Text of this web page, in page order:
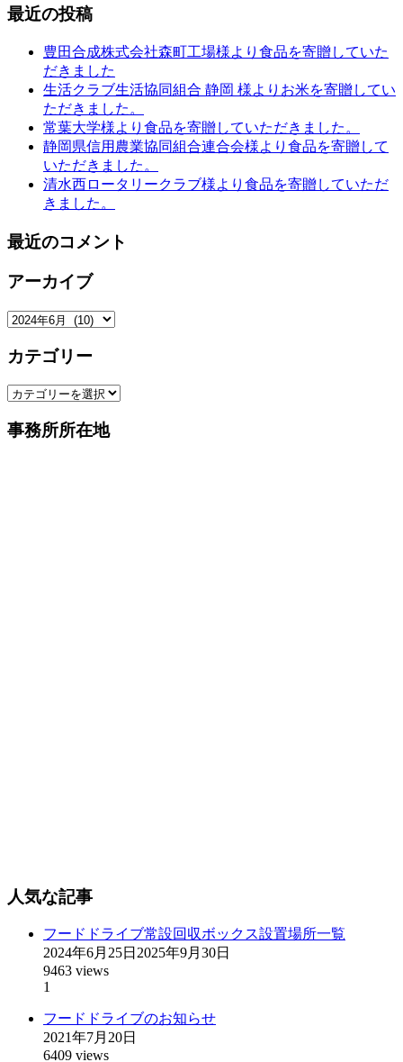
最近の投稿
豊田合成株式会社森町工場様より食品を寄贈していた
だきました
生活クラブ生活協同組合 静岡 様よりお米を寄贈してい
ただきました。
常葉大学様より食品を寄贈していただきました。
静岡県信用農業協同組合連合会様より食品を寄贈して
いただきました。
清水西ロータリークラブ様より食品を寄贈していただ
きました。
最近のコメント
アーカイブ
ア
カ
ブ
カテゴリー
カ
ゴ
事務所所在地
人気な記事
フードドライブ常設回収ボックス設置場所一覧
2024年6月25日 2025年9月30日
9463 views
1
フードドライブのお知らせ
2021年7月20日
6409 views